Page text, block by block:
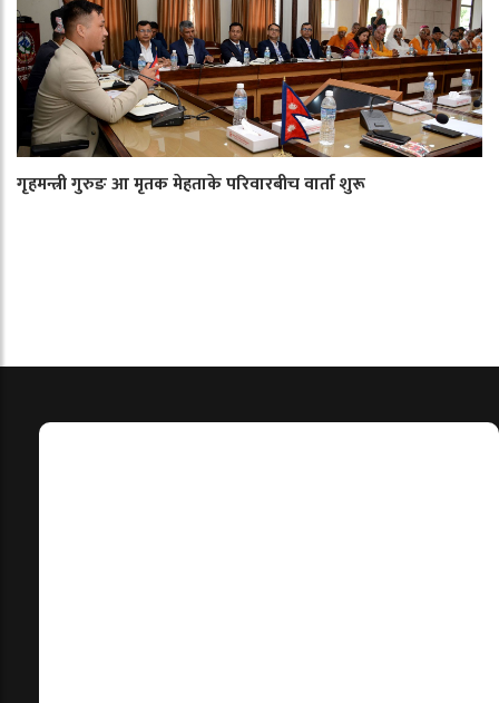
गृहमन्त्री गुरुङ आ मृतक मेहताके परिवारबीच वार्ता शुरू